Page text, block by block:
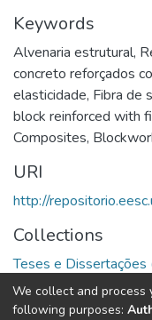
Keywords
Alvenaria estrutural,
concreto reforçados
elasticidade, Fibra de
block reinforced with
Composites,
URI
http://
Collections
Teses e Dissertações
Full item page
We collect and process
following purposes: